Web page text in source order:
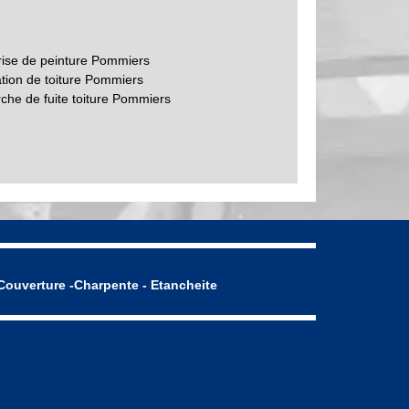
de peinture Pommiers
de toiture Pommiers
de fuite toiture Pommiers
-Charpente - Etancheite